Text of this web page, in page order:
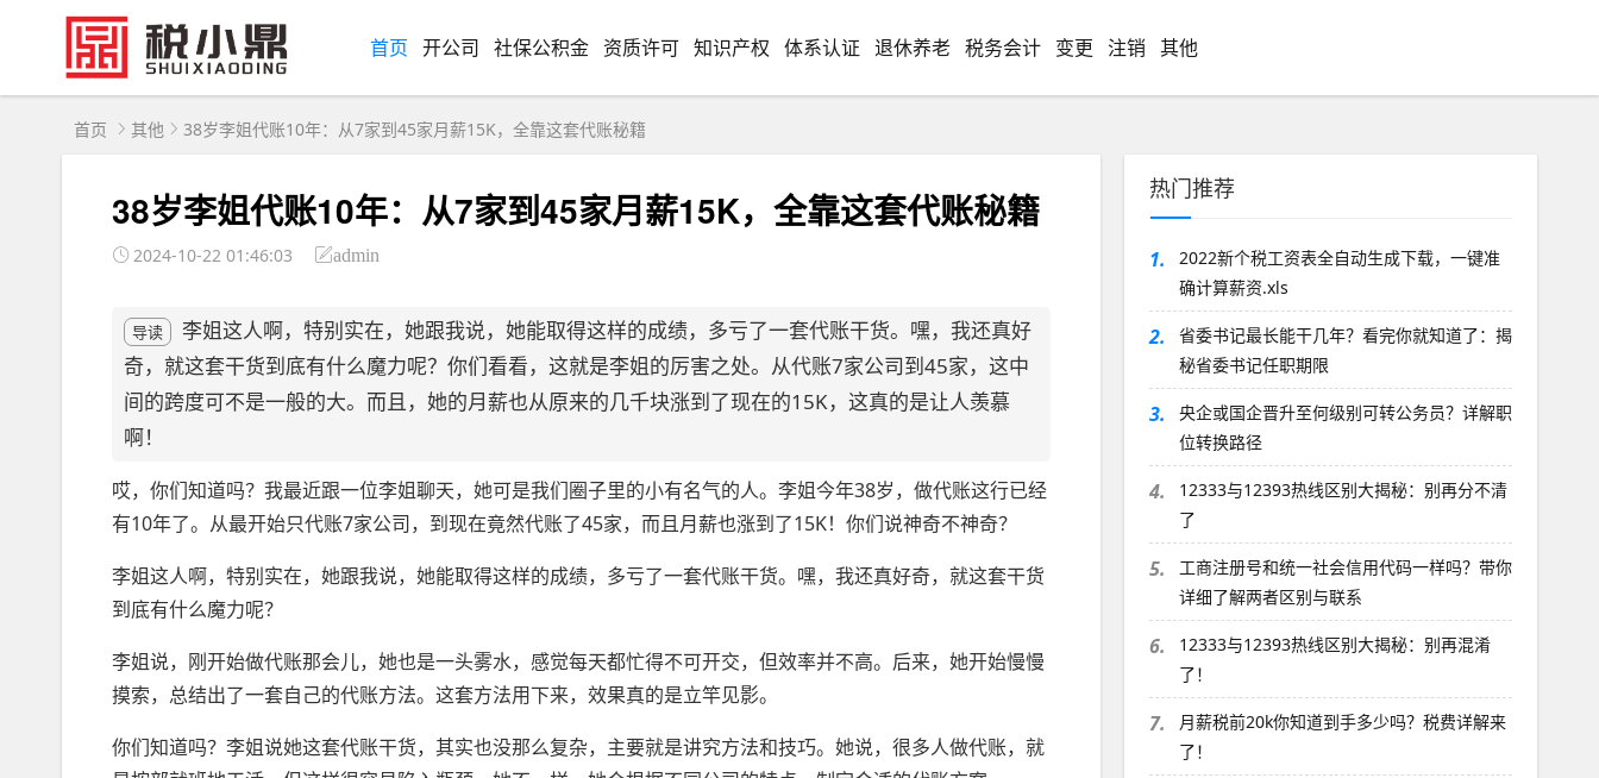
首页 开公司 社保公积金 资质许可 知识产权 体系认证 退休养老 税务会计 变更 注销 其他
首页 其他 38岁李姐代账10年：从7家到45家月薪15K，全靠这套代账秘籍
38岁李姐代账10年：从7家到45家月薪15K，全靠这套代账秘籍
2024-10-22 01:46:03 admin
导读
李姐这人啊，特别实在，她跟我说，她能取得这样的成绩，多亏了一套代账干货。嘿，我还真好
奇，就这套干货到底有什么魔力呢？你们看看，这就是李姐的厉害之处。从代账7家公司到45家，这中
间的跨度可不是一般的大。而且，她的月薪也从原来的几千块涨到了现在的15K，这真的是让人羡慕
啊！
哎，你们知道吗？我最近跟一位李姐聊天，她可是我们圈子里的小有名气的人。李姐今年38岁，做代账这行已经
有10年了。从最开始只代账7家公司，到现在竟然代账了45家，而且月薪也涨到了15K！你们说神奇不神奇？
李姐这人啊，特别实在，她跟我说，她能取得这样的成绩，多亏了一套代账干货。嘿，我还真好奇，就这套干货
到底有什么魔力呢？
李姐说，刚开始做代账那会儿，她也是一头雾水，感觉每天都忙得不可开交，但效率并不高。后来，她开始慢慢
摸索，总结出了一套自己的代账方法。这套方法用下来，效果真的是立竿见影。
你们知道吗？李姐说她这套代账干货，其实也没那么复杂，主要就是讲究方法和技巧。她说，很多人做代账，就
热门推荐
1.
2022新个税工资表全自动生成下载，一键准
确计算薪资.xls
2.
省委书记最长能干几年？看完你就知道了：揭
秘省委书记任职期限
3.
央企或国企晋升至何级别可转公务员？详解职
位转换路径
4.
12333与12393热线区别大揭秘：别再分不清
了
5.
工商注册号和统一社会信用代码一样吗？带你
详细了解两者区别与联系
6.
12333与12393热线区别大揭秘：别再混淆
了！
7.
月薪税前20k你知道到手多少吗？税费详解来
了！